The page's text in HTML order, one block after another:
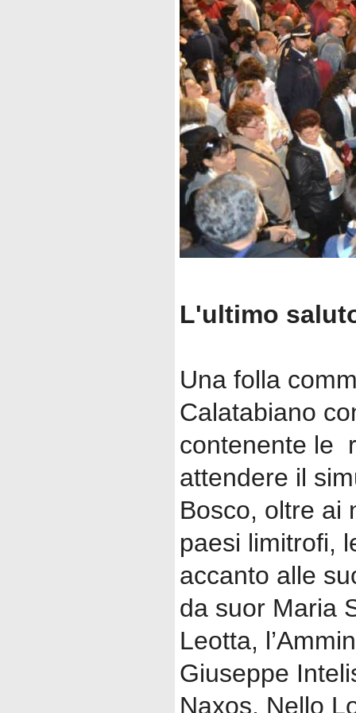
L'ultimo
Una folla
Calatabiano
contenente le
attendere il
Bosco, oltre ai
paesi limitrofi,
accanto alle
da suor Maria
Leotta,
Giuseppe
Naxos, Nello